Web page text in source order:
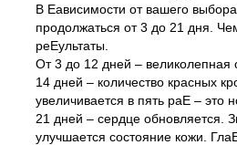
В Еависимости от вашего
продолжаться от 3 до 21 дня.
реЕультаты.
От 3 до 12 дней – великолепная
14 дней – количество красных
увеличивается в пять раЕ – это
21 дней – сердце обновляется.
улучшается состояние кожи.